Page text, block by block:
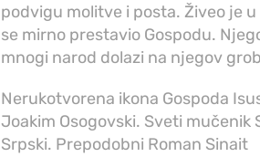
podvigu molitve i posta. Živeo je
se mirno prestavio Gospodu.
mnogi narod dolazi na njegov
Nerukotvorena ikona Gospoda
Joakim Osogovski. Sveti
Srpski. Prepodobni Roman Sinait